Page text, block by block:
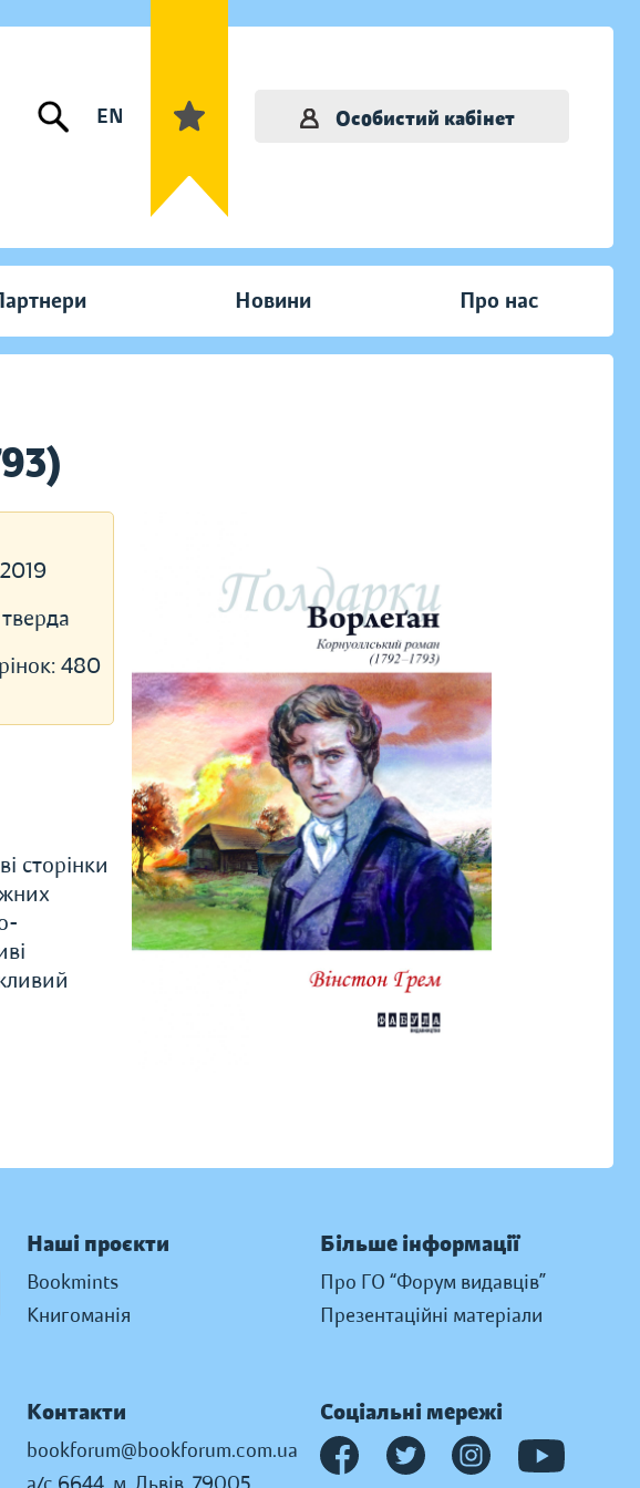
EN Особистий кабінет
Новини Про нас
2019
тверда
480
сторінки
Наші проєкти
Bookmints
Книгоманія
Більше інформації
Про ГО “Форум видавців”
Презентаційні матеріали
Контакти
bookforum@bookforum.com.ua
Соціальні мережі